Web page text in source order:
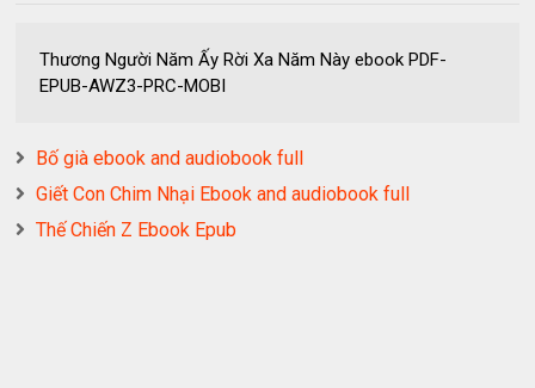
Thương Người Năm Ấy Rời Xa Năm Này ebook PDF-
EPUB-AWZ3-PRC-MOBI
Bố già ebook and audiobook full
Giết Con Chim Nhại Ebook and audiobook full
Thế Chiến Z Ebook Epub